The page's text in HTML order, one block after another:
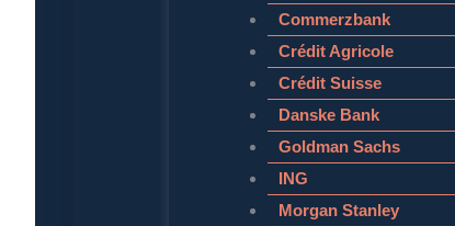
Commerzbank
Crédit Agricole
Crédit Suisse
Danske Bank
Goldman Sachs
ING
Morgan Stanley